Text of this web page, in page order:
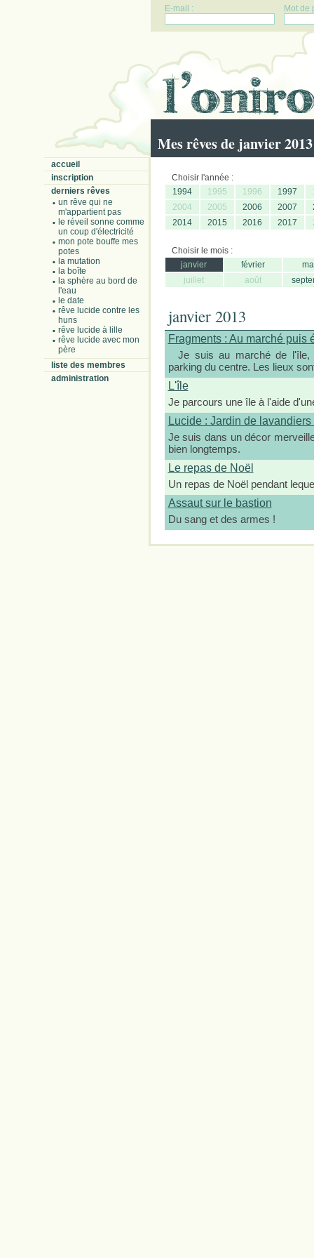
E-mail : Mot de
Mes rêves de janvier 2013
accueil
inscription
derniers rêves
un rêve qui ne
m'appartient pas
le réveil sonne comme
un coup d'électricité
mon pote bouffe mes
potes
la mutation
la boîte
la sphère au bord de
l'eau
le date
rêve lucide contre les
huns
rêve lucide à lille
rêve lucide avec mon
père
liste des membres
administration
Choisir l'année :
1994
1995 1996 1997
2004
2005 2006 2007
2014
2015 2016 2017
Choisir le mois :
janvier
février
juillet
août
janvier 2013
Fragments : Au marché puis
Je suis au marché de l'île,
parking du centre. Les lieux
L'île
Je parcours une île à l'aide
Lucide : Jardin de
Je suis dans un décor
bien longtemps.
Le repas de Noël
Un repas de Noël pendant
Assaut sur le bastion
Du sang et des armes !